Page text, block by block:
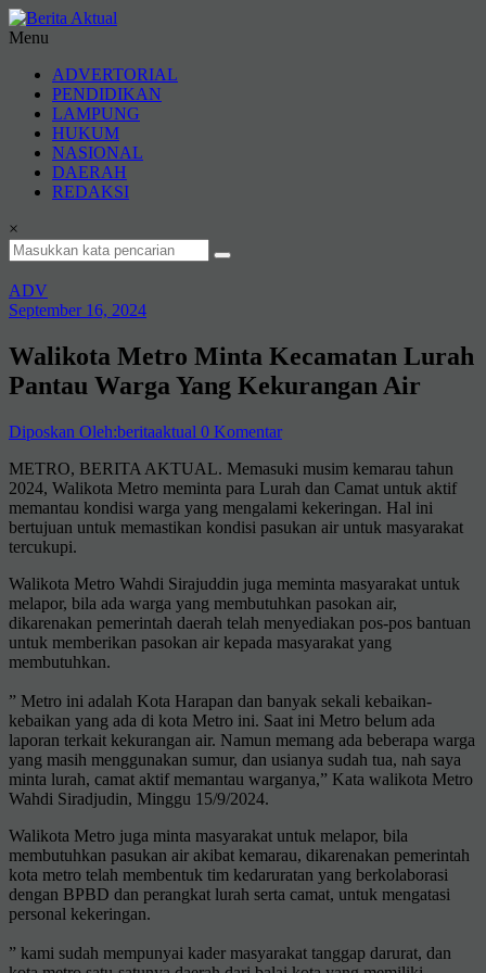
Lompat
ke
Aktual
terpercaya
Menu
ADVERTORIAL
PENDIDIKAN
LAMPUNG
HUKUM
NASIONAL
DAERAH
REDAKSI
×
ADV
September 16, 2024
Walikota Metro Minta Kecamatan Lurah
Pantau Warga Yang Kekurangan Air
Diposkan Oleh:beritaaktual 0 Komentar
METRO, BERITA AKTUAL. Memasuki musim kemarau tahun
2024, Walikota Metro meminta para Lurah dan Camat untuk aktif
memantau kondisi warga yang mengalami kekeringan. Hal ini
bertujuan untuk memastikan kondisi pasukan air untuk masyarakat
tercukupi.
Walikota Metro Wahdi Sirajuddin juga meminta masyarakat untuk
melapor, bila ada warga yang membutuhkan pasokan air,
dikarenakan pemerintah daerah telah menyediakan pos-pos bantuan
untuk memberikan pasokan air kepada masyarakat yang
membutuhkan.
” Metro ini adalah Kota Harapan dan banyak sekali kebaikan-
kebaikan yang ada di kota Metro ini. Saat ini Metro belum ada
laporan terkait kekurangan air. Namun memang ada beberapa warga
yang masih menggunakan sumur, dan usianya sudah tua, nah saya
minta lurah, camat aktif memantau warganya,” Kata walikota Metro
Wahdi Siradjudin, Minggu 15/9/2024.
Walikota Metro juga minta masyarakat untuk melapor, bila
membutuhkan pasukan air akibat kemarau, dikarenakan pemerintah
kota metro telah membentuk tim kedaruratan yang berkolaborasi
dengan BPBD dan perangkat lurah serta camat, untuk mengatasi
personal kekeringan.
” kami sudah mempunyai kader masyarakat tanggap darurat, dan